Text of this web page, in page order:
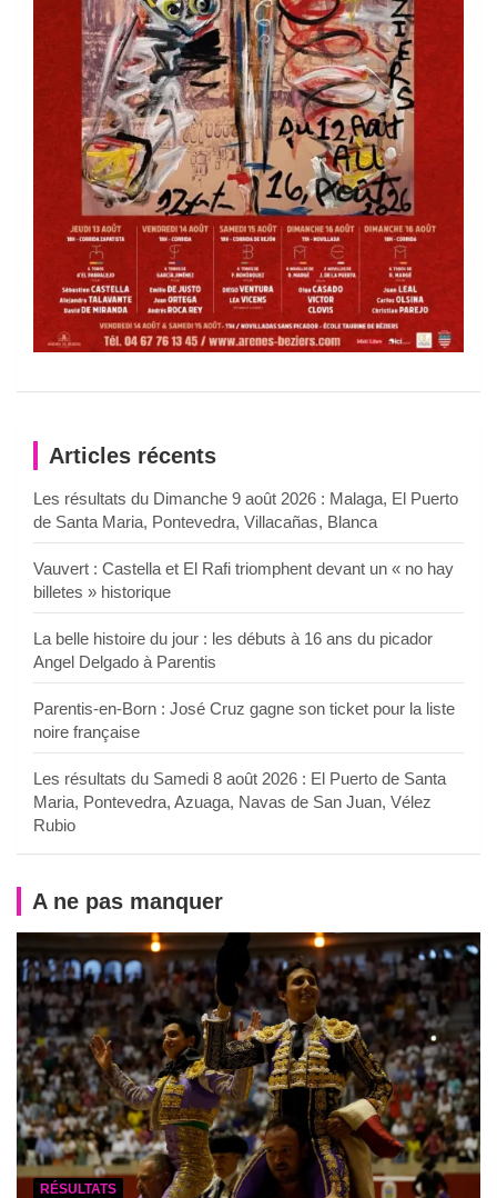
Articles récents
Les résultats du Dimanche 9 août 2026 : Malaga, El Puerto
de Santa Maria, Pontevedra, Villacañas, Blanca
Vauvert : Castella et El Rafi triomphent devant un « no hay
billetes » historique
La belle histoire du jour : les débuts à 16 ans du picador
Angel Delgado à Parentis
Parentis-en-Born : José Cruz gagne son ticket pour la liste
noire française
Les résultats du Samedi 8 août 2026 : El Puerto de Santa
Maria, Pontevedra, Azuaga, Navas de San Juan, Vélez
Rubio
A ne pas manquer
RÉSULTATS